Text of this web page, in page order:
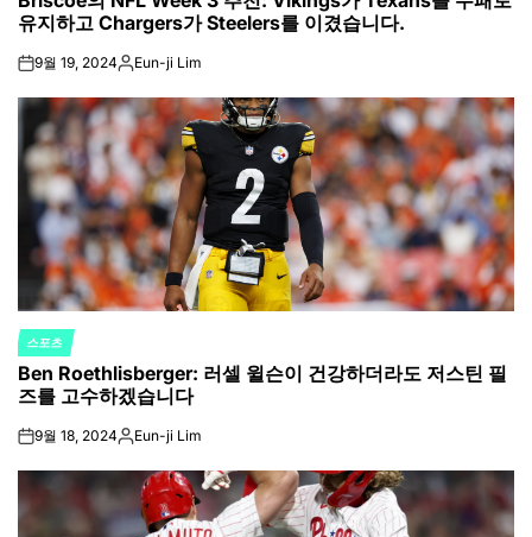
유지하고 Chargers가 Steelers를 이겼습니다.
on9월 19, 2024Posted
Eun-ji Lim
POSTED
IN
스포츠
Ben Roethlisberger: 러셀 윌슨이 건강하더라도 저스틴 필
즈를 고수하겠습니다
on9월 18, 2024Posted
Eun-ji Lim